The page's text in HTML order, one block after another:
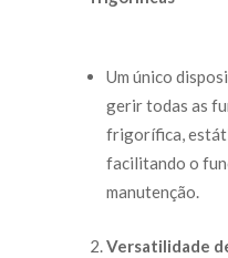
Um único
gerir todas as
frigorífica,
facilitando o
manutenção.
Versatilidade